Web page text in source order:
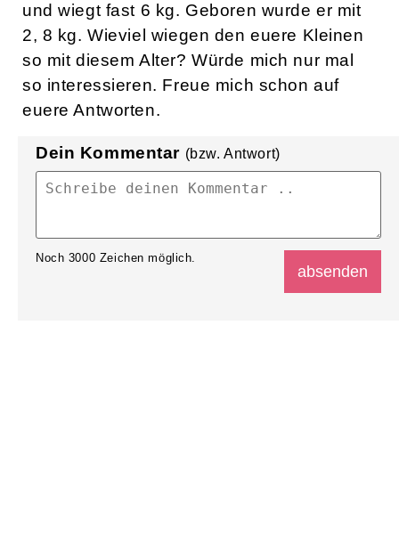
und wiegt fast 6 kg. Geboren wurde er mit
2, 8 kg. Wieviel wiegen den euere Kleinen
so mit diesem Alter? Würde mich nur mal
so interessieren. Freue mich schon auf
euere Antworten.
Dein Kommentar (bzw. Antwort)
Noch 3000 Zeichen möglich.